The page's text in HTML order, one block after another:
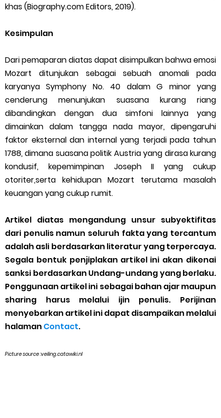
khas (Biography.com Editors, 2019).
Kesimpulan
Dari pemaparan diatas dapat disimpulkan bahwa emosi
Mozart ditunjukan sebagai sebuah anomali pada
karyanya Symphony No. 40 dalam G minor yang
cenderung menunjukan suasana kurang riang
dibandingkan dengan dua simfoni lainnya yang
dimainkan dalam tangga nada mayor, dipengaruhi
faktor eksternal dan internal yang terjadi pada tahun
1788, dimana suasana politik Austria yang dirasa kurang
kondusif, kepemimpinan Joseph II yang cukup
otoriter,serta kehidupan Mozart terutama masalah
keuangan yang cukup rumit.
Artikel diatas mengandung unsur subyektifitas
dari penulis namun seluruh fakta yang tercantum
adalah asli berdasarkan literatur yang terpercaya.
Segala bentuk penjiplakan artikel ini akan dikenai
sanksi berdasarkan Undang-undang yang berlaku.
Penggunaan artikel ini sebagai bahan ajar maupun
sharing harus melalui ijin penulis. Perijinan
menyebarkan artikel ini dapat disampaikan melalui
halaman Contact.
Picture source :veiling.catawiki.nl